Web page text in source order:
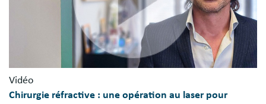
Vidéo
Chirurgie réfractive : une opération au laser pour